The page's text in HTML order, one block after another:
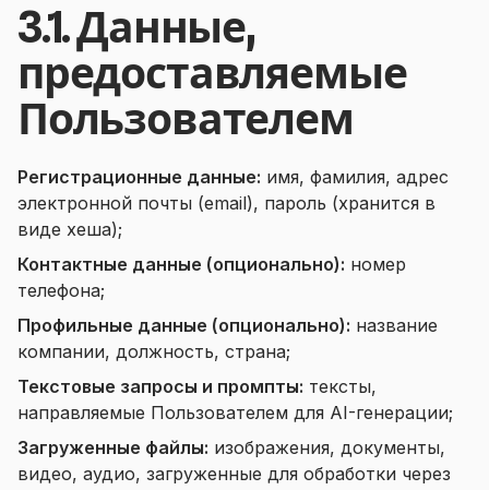
3.1. Данные,
предоставляемые
Пользователем
Регистрационные данные: имя, фамилия, адрес
электронной почты (email), пароль (хранится в
виде хеша);
Контактные данные (опционально): номер
телефона;
Профильные данные (опционально): название
компании, должность, страна;
Текстовые запросы и промпты: тексты,
направляемые Пользователем для AI-генерации;
Загруженные файлы: изображения, документы,
видео, аудио, загруженные для обработки через